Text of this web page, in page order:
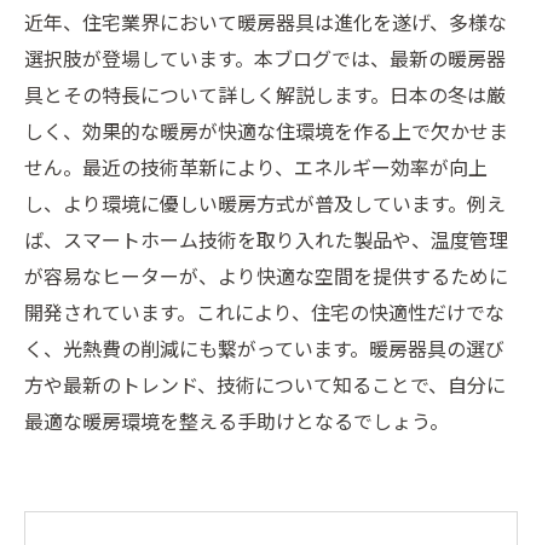
近年、住宅業界において暖房器具は進化を遂げ、多様な
選択肢が登場しています。本ブログでは、最新の暖房器
具とその特長について詳しく解説します。日本の冬は厳
しく、効果的な暖房が快適な住環境を作る上で欠かせま
せん。最近の技術革新により、エネルギー効率が向上
し、より環境に優しい暖房方式が普及しています。例え
ば、スマートホーム技術を取り入れた製品や、温度管理
が容易なヒーターが、より快適な空間を提供するために
開発されています。これにより、住宅の快適性だけでな
く、光熱費の削減にも繋がっています。暖房器具の選び
方や最新のトレンド、技術について知ることで、自分に
最適な暖房環境を整える手助けとなるでしょう。